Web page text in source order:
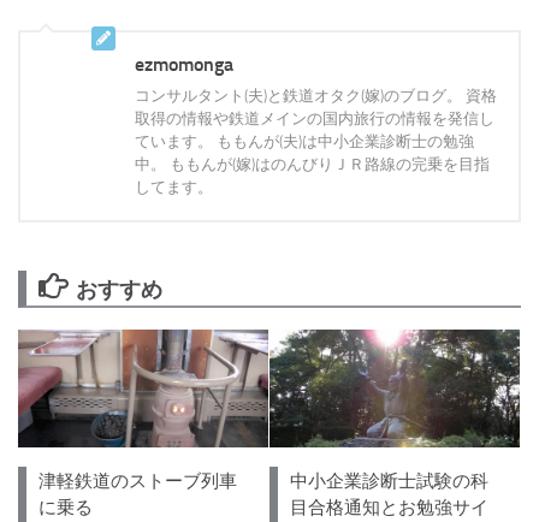
ezmomonga
コンサルタント(夫)と鉄道オタク(嫁)のブログ。 資格
取得の情報や鉄道メインの国内旅行の情報を発信し
ています。 ももんが(夫)は中小企業診断士の勉強
中。 ももんが(嫁)はのんびりＪＲ路線の完乗を目指
してます。
おすすめ
津軽鉄道のストーブ列車
に乗る
中小企業診断士試験の科
目合格通知とお勉強サイ